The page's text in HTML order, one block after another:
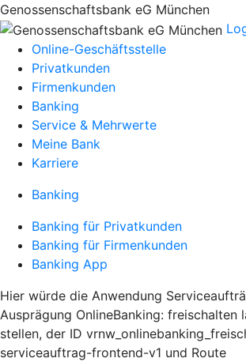
Genossenschaftsbank eG München
Online-Geschäftsstelle
Privatkunden
Firmenkunden
Banking
Service & Mehrwerte
Meine Bank
Karriere
Banking
Banking für Privatkunden
Banking für Firmenkunden
Banking App
Hier würde die Anwendung
Ausprägung OnlineBanking: freischalten
stellen, der ID
serviceauftrag-frontend-v1 und Route